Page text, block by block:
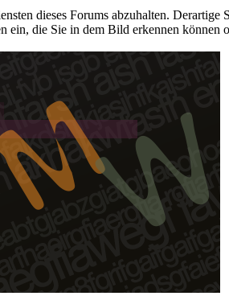
dieses Forums abzuhalten.
die Sie in dem Bild erkennen können